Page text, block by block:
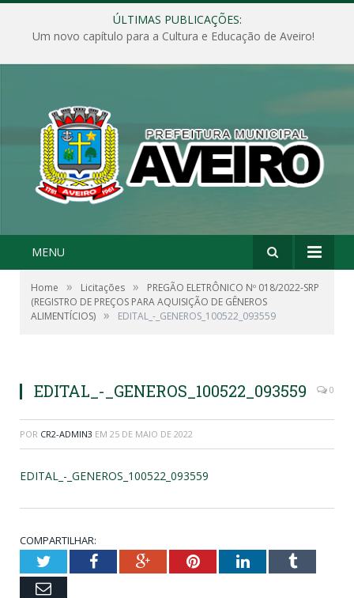
ÚLTIMAS PUBLICAÇÕES:
Um novo capítulo para a Cultura e Educação de Aveiro!
MENU
Home » Licitações »
PREGÃO ELETRÔNICO Nº 018/2022-SRP
(REGISTRO DE PREÇOS PARA AQUISIÇÃO DE GÊNEROS
ALIMENTÍCIOS) » EDITAL_-_GENEROS_100522_093559
EDITAL_-_GENEROS_100522_093559 0
POR CR2-ADMIN3 EM 25 DE MAIO DE 2022
EDITAL_-_GENEROS_100522_093559
COMPARTILHAR:
TwitterFacebookGoogle+PinterestLinkedInTumblr
Email